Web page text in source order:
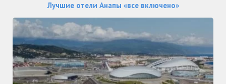
Лучшие отели Анапы «все включено»